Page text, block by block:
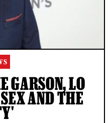
GARSON, LO
AND THE